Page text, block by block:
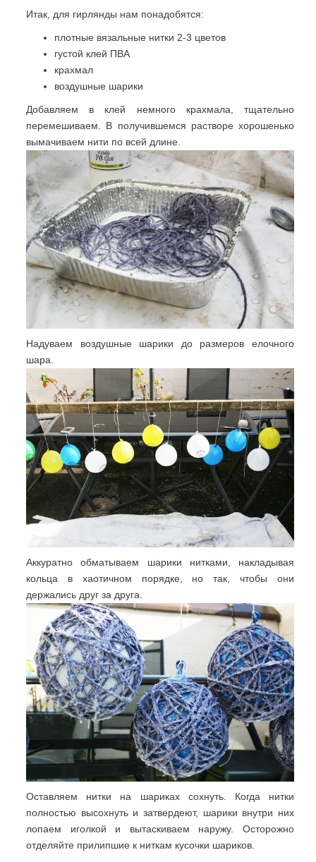
Итак, для гирлянды нам понадобятся:
плотные вязальные нитки 2-3 цветов
густой клей ПВА
крахмал
воздушные шарики
Добавляем в клей немного крахмала, тщательно
перемешиваем. В получившемся растворе хорошенько
вымачиваем нити по всей длине.
Надуваем воздушные шарики до размеров елочного
шара.
Аккуратно обматываем шарики нитками, накладывая
кольца в хаотичном порядке, но так, чтобы они
держались друг за друга.
Оставляем нитки на шариках сохнуть. Когда нитки
полностью высохнуть и затвердеют, шарики внутри них
лопаем иголкой и вытаскиваем наружу. Осторожно
отделяйте прилипшие к ниткам кусочки шариков.